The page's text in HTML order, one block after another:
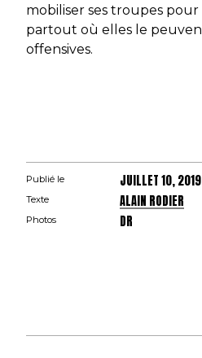
mobiliser ses troupes
partout où elles le
offensives.
Publié le JUILLET 10, 2019
Texte ALAIN RODIER
Photos DR